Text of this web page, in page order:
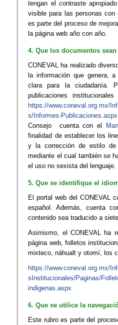
tengan el contraste
visible para las personas
es parte del proceso de
la página web año con año.
4. Que los documentos
CONEVAL ha realizado
la información que genera,
clara para la ciudadanía.
publicaciones
https://www.coneval.org.mx/
s/Informes-Publicaciones.aspx.
Consejo cuenta con el
finalidad de establecer los
y la corrección de estilo de
mediante el cual también se
el uso no sexista del lenguaje.
5. Que se identifique el
El portal web del CONEVAL
español. Además, cuenta
contenido sea traducido a
Asimismo, el CONEVAL ha
página web, folletos
mixteco, náhualt y otomí, los
https://www.coneval.org.mx/
sInstitucionales/Paginas/
indigenas.aspx​
6. Que se utilice la
Este rubro es parte del